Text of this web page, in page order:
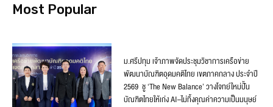
Most Popular
ม.ศรีปทุม เจ้าภาพจัดประชุมวิชาการเครือข่าย
พัฒนาบัณฑิตอุดมคติไทย เขตภาคกลาง ประจำปี
2569 ชู ‘The New Balance’ วางโจทย์ใหม่ปั้น
บัณฑิตไทยให้เก่ง AI–ไม่ทิ้งคุณค่าความเป็นมนุษย์